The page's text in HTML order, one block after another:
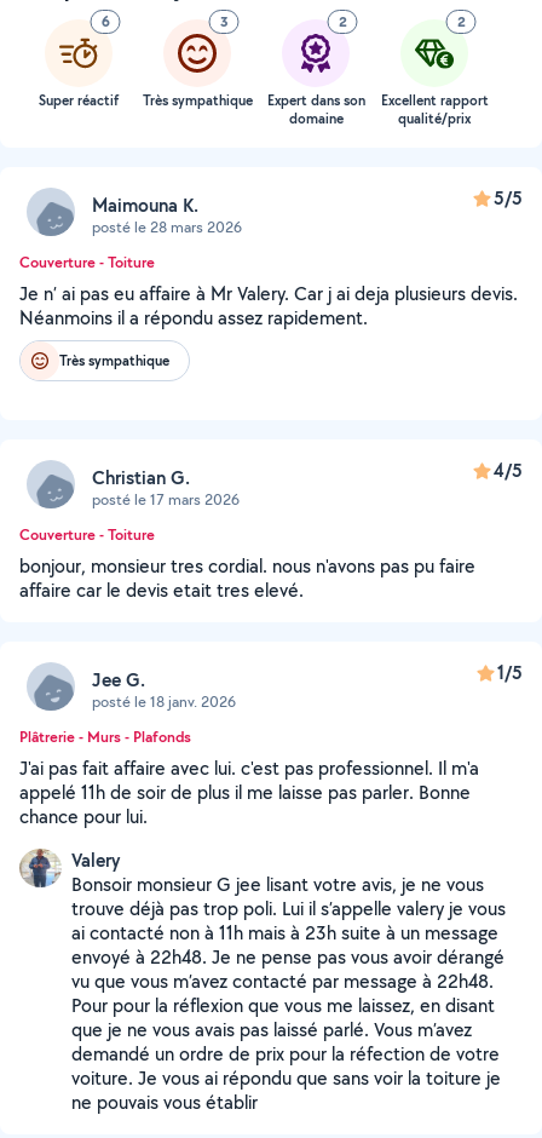
6
Super réactif
3
Très sympathique
2
Expert dans son
domaine
2
Excellent rapport
qualité/prix
Maimouna K.
posté le 28 mars 2026
5/5
Couverture - Toiture
Je n’ ai pas eu affaire à Mr Valery. Car j ai deja plusieurs devis.
Néanmoins il a répondu assez rapidement.
Très sympathique
Christian G.
posté le 17 mars 2026
4/5
Couverture - Toiture
bonjour, monsieur tres cordial. nous n'avons pas pu faire
affaire car le devis etait tres elevé.
Jee G.
posté le 18 janv. 2026
1/5
Plâtrerie - Murs - Plafonds
J'ai pas fait affaire avec lui. c'est pas professionnel. Il m'a
appelé 11h de soir de plus il me laisse pas parler. Bonne
chance pour lui.
Valery
Bonsoir monsieur G jee lisant votre avis, je ne vous
trouve déjà pas trop poli. Lui il s’appelle valery je vous
ai contacté non à 11h mais à 23h suite à un message
envoyé à 22h48. Je ne pense pas vous avoir dérangé
vu que vous m’avez contacté par message à 22h48.
Pour pour la réflexion que vous me laissez, en disant
que je ne vous avais pas laissé parlé. Vous m’avez
demandé un ordre de prix pour la réfection de votre
voiture. Je vous ai répondu que sans voir la toiture je
ne pouvais vous établir